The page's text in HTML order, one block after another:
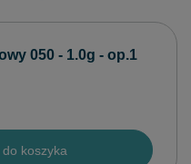
050 - 1.0g - op.1
do koszyka